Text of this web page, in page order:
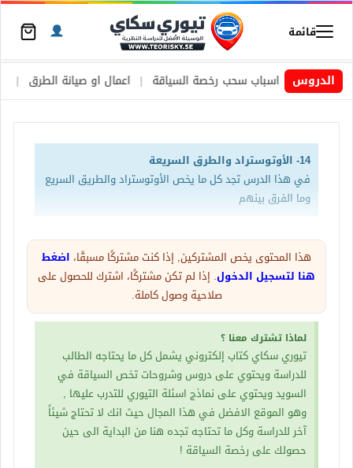
قائمة
الدروس
| اسباب سحب رخصة السياقة | اعمال او صيانة الطرق |
14- الأوتوستراد والطرق السريعة
في هذا الدرس تجد كل ما يخص الأوتوستراد والطريق السريع
وما الفرق بينهم
شرح عن الأوتوستراد والطريق السريع وما الفرق بينهم
وكيفية التصرف اثناء القيادة فيهم والتي من شأنها ان
تفيد المتدرب والقارئ حيث اني سوف اقوم بشرح كل ما
يساعد السائق اثناء قيادته مركبته .
اولا سوف نتكلم عن القيادة في الأوتوسترادات
هذا المحتوى يخص المشتركين, إذا كنت مشتركًا مسبقًا، اضغط
هنا لتسجيل الدخول. إذا لم تكن مشتركًا، اشترك للحصول على
صلاحية وصول كاملة.
لماذا تشترك معنا ؟
تيوري سكاي كتاب إلكتروني يشمل كل ما يحتاجه الطالب
للدراسة ويحتوي على دروس وشروحات تخص السياقة في
السويد ويحتوي على نماذج اسئلة التيوري للتدرب عليها ,
وهو الموقع الافضل في هذا المجال حيث انك لا تحتاج شيئاً
آخر للدراسة وكل ما تحتاجه تجده هنا من البداية الى حين
حصولك على رخصة السياقة !